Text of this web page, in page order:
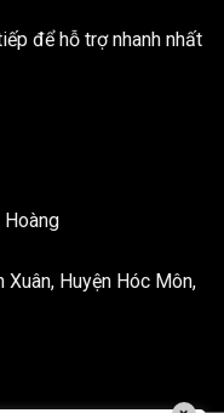
để hỗ trợ nhanh nhất
Hoàng
Xuân, Huyện Hóc Môn,